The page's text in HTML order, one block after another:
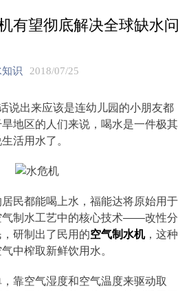
有望彻底解决全球缺水问
识 2018/07/25
说出来应该是连幼儿园的小朋友都
地区的人们来说，喝水是一件极其
活用水了。
民都能喝上水，福能达将原始用于
气制水工艺中的核心技术——改性分
研制出了民用的空气制水机，这种
中榨取新鲜饮用水。
靠空气湿度和空气温度来驱动取